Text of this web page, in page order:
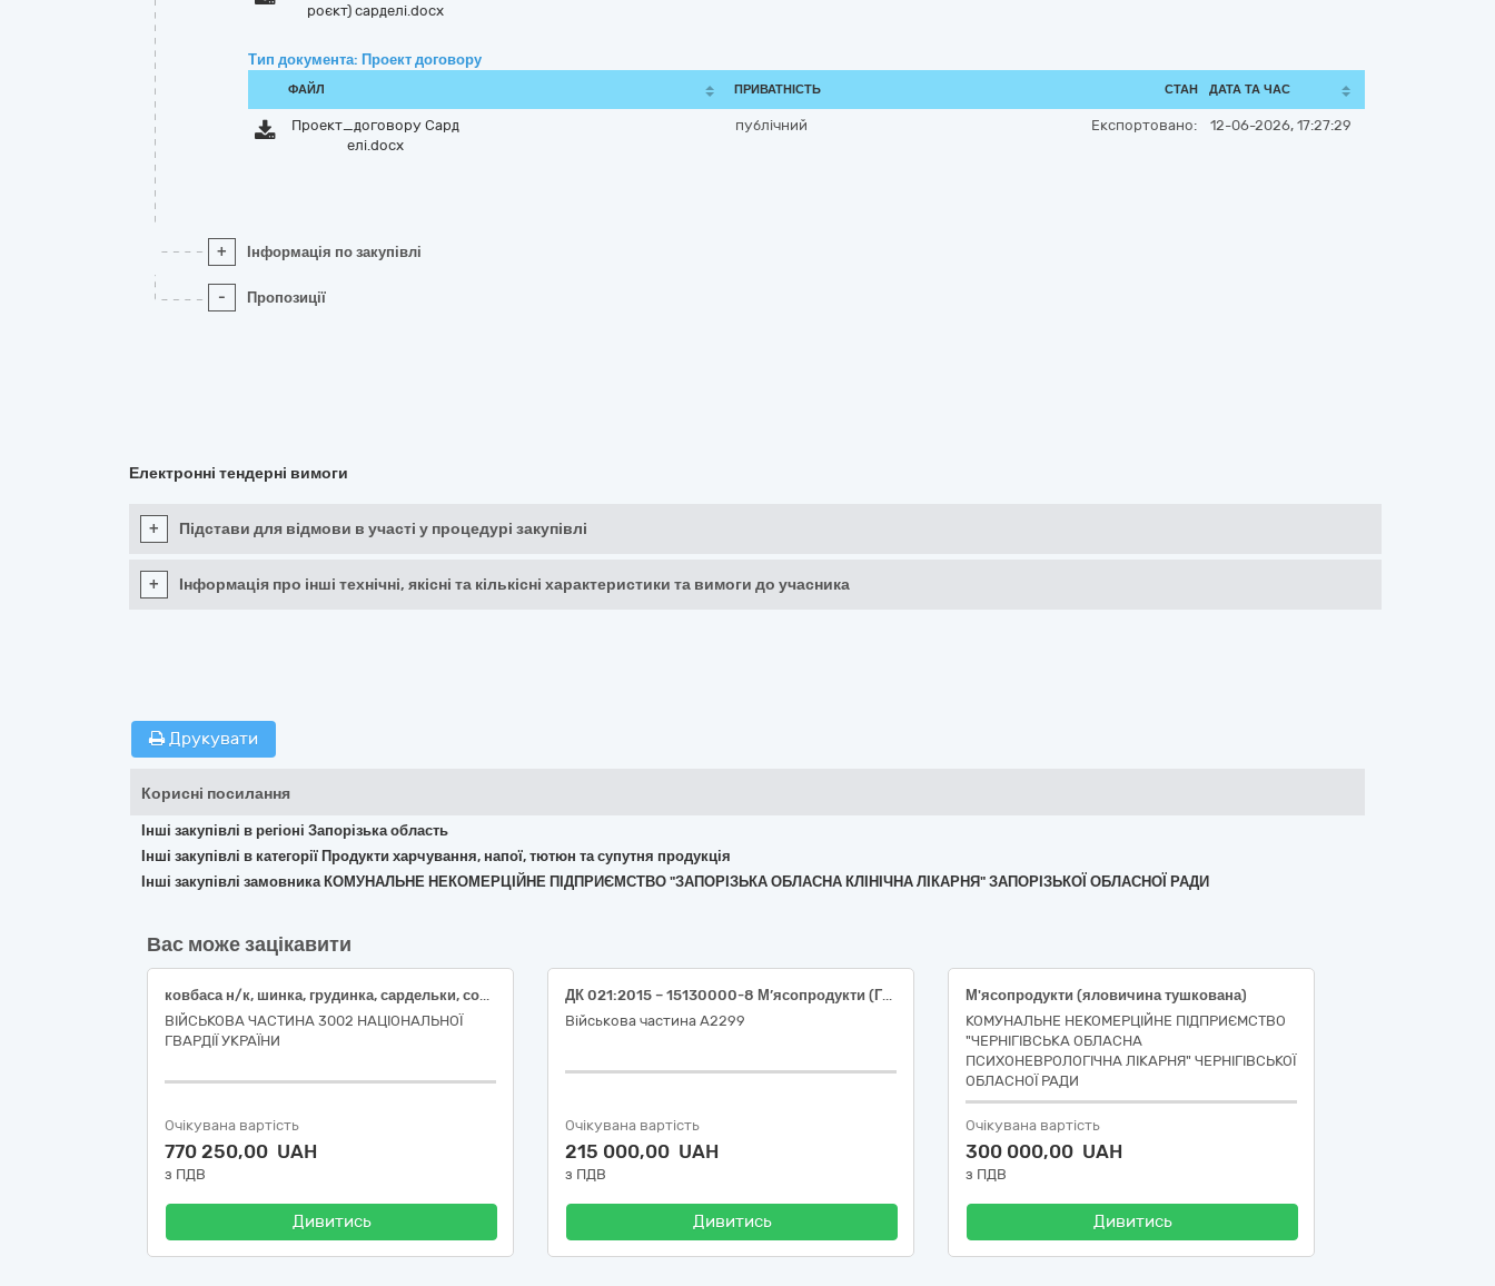
роєкт) сарделі.docx
Тип документа: Проект договору
ФАЙЛ ПРИВАТНІСТЬ СТАН ДАТА ТА ЧАС
Проект_договору Сард
елі.docx
публічний Експортовано: 12-06-2026, 17:27:29
+ Інформація по закупівлі
- Пропозиції
Електронні тендерні вимоги
+ Підстави для відмови в участі у процедурі закупівлі
+ Інформація про інші технічні, якісні та кількісні характеристики та вимоги до учасника
Друкувати
Корисні посилання
Інші закупівлі в регіоні Запорізька область
Інші закупівлі в категорії Продукти харчування, напої, тютюн та супутня продукція
Інші закупівлі замовника КОМУНАЛЬНЕ НЕКОМЕРЦІЙНЕ ПІДПРИЄМСТВО "ЗАПОРІЗЬКА ОБЛАСНА КЛІНІЧНА ЛІКАРНЯ" ЗАПОРІЗЬКОЇ ОБЛАСНОЇ РАДИ
Вас може зацікавити
ковбаса н/к, шинка, грудинка, сардельки, сосиски
ВІЙСЬКОВА ЧАСТИНА 3002 НАЦІОНАЛЬНОЇ
ГВАРДІЇ УКРАЇНИ
Очікувана вартість
770 250,00 UAH
з ПДВ
Дивитись
ДК 021:2015 – 15130000-8 М’ясопродукти (Грудинка копчена)
Військова частина А2299
Очікувана вартість
215 000,00 UAH
з ПДВ
Дивитись
М'ясопродукти (яловичина тушкована)
КОМУНАЛЬНЕ НЕКОМЕРЦІЙНЕ ПІДПРИЄМСТВО
"ЧЕРНІГІВСЬКА ОБЛАСНА
ПСИХОНЕВРОЛОГІЧНА ЛІКАРНЯ" ЧЕРНІГІВСЬКОЇ
ОБЛАСНОЇ РАДИ
Очікувана вартість
300 000,00 UAH
з ПДВ
Дивитись